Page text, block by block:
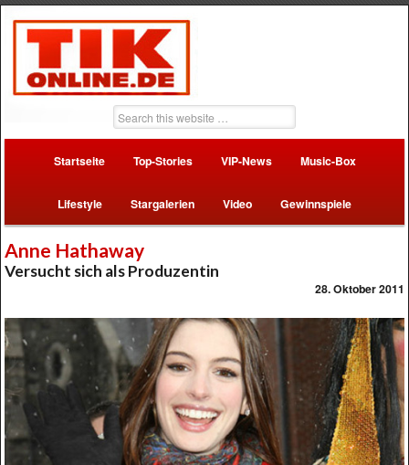
Startseite Top-Stories VIP-News Music-Box
Lifestyle Stargalerien Video Gewinnspiele
Anne Hathaway
Versucht sich als Produzentin
28. Oktober 2011